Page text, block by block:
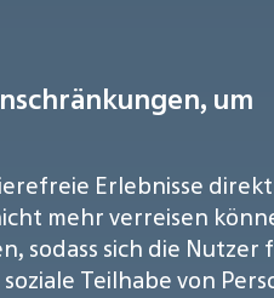
um
Erlebnisse
mehr verreisen
sodass sich die Nutzer
Teilhabe von